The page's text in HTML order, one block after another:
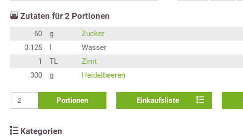
Zutaten für 2 Portionen
60 g
Zucker
0.125
Wasser
1
TL
Zimt
300
g Heidelbeeren
Portionen Einkaufsliste
Kategorien